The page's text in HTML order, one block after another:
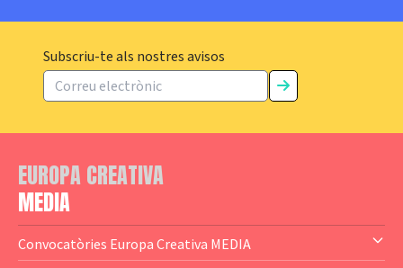
Subscriu-te als nostres avisos
EUROPA CREATIVA
MEDIA
Convocatòries Europa Creativa MEDIA